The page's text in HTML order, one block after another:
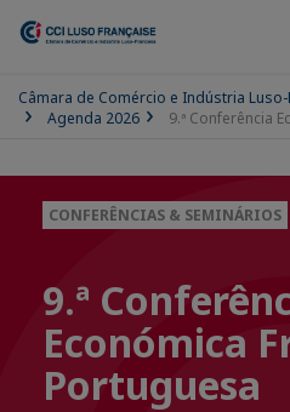
Câmara de Comércio e Indústria Luso-
Agenda 2026
9.ª Conferência
CONFERÊNCIAS & SEMINÁRIOS
9.ª
Económica
Portuguesa